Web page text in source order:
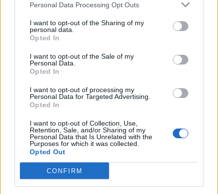
Personal Data Processing Opt Outs
I want to opt-out of the Sharing of my
personal data.
Opted In
I want to opt-out of the Sale of my
Personal Data.
Opted In
I want to opt-out of processing my
Personal Data for Targeted Advertising.
Opted In
I want to opt-out of Collection, Use,
Retention, Sale, and/or Sharing of my
Personal Data that Is Unrelated with the
Purposes for which it was collected.
Opted Out
CONFIRM
PIÙ LETTI OGGI